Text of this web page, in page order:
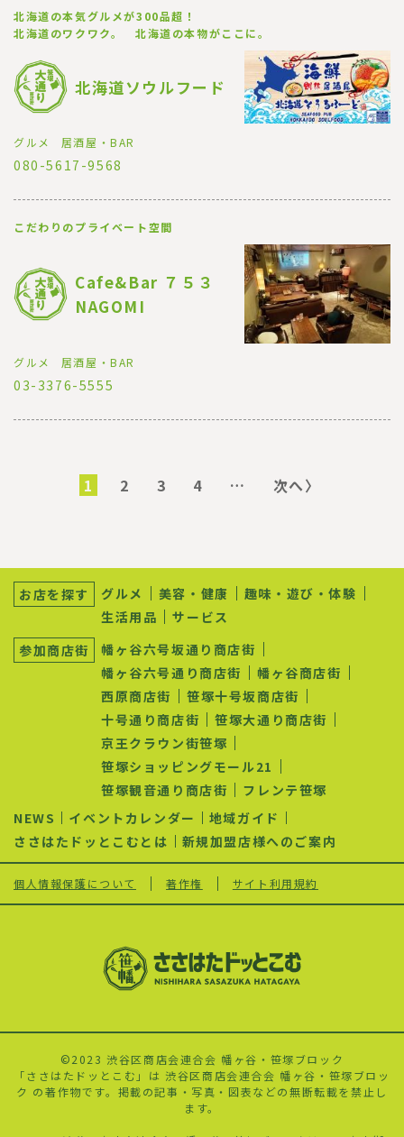
北海道の本気グルメが300品超！
北海道のワクワク。 北海道の本物がここに。
北海道ソウルフード
グルメ 居酒屋・BAR
080-5617-9568
こだわりのプライベート空間
Cafe&Bar ７５３
NAGOMI
グルメ 居酒屋・BAR
03-3376-5555
カ
レ
ー
ジ
1 ペ
2 ペ
3 ペ
4 … 次
次へ〉
サ
ナ
ゲ
ー
お店を探す グルメ 美容・健康
趣味・遊び・体験
生活用品
サービス
参加商店街
幡ヶ谷六号坂通り商店街
幡ヶ谷六号通り商店街
幡ヶ谷商店街
西原商店街
笹塚十号坂商店街
十号通り商店街
笹塚大通り商店街
京王クラウン街笹塚
笹塚ショッピングモール21
笹塚観音通り商店街
フレンテ笹塚
NEWS
イベントカレンダー
地域ガイド
ささはたドッとこむとは
新規加盟店様へのご案内
個人情報保護について 著作権 サイト利用規約
©2023 渋谷区商店会連合会 幡ヶ谷・笹塚ブロック
「ささはたドッとこむ」は 渋谷区商店会連合会 幡ヶ谷・笹塚ブロッ
ク の著作物です。掲載の記事・写真・図表などの無断転載を禁止し
ます。